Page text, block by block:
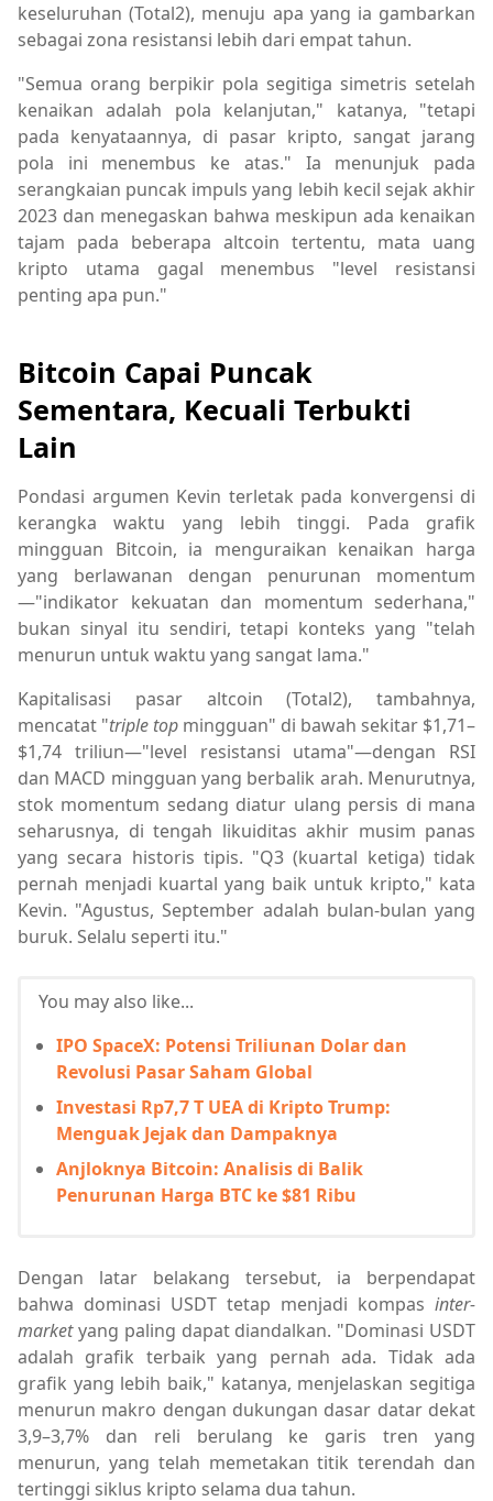
keseluruhan (Total2), menuju apa yang ia gambarkan
sebagai zona resistansi lebih dari empat tahun.
"Semua orang berpikir pola segitiga simetris setelah
kenaikan adalah pola kelanjutan," katanya, "tetapi
pada kenyataannya, di pasar kripto, sangat jarang
pola ini menembus ke atas." Ia menunjuk pada
serangkaian puncak impuls yang lebih kecil sejak akhir
2023 dan menegaskan bahwa meskipun ada kenaikan
tajam pada beberapa altcoin tertentu, mata uang
kripto utama gagal menembus "level resistansi
penting apa pun."
Bitcoin Capai Puncak
Sementara, Kecuali Terbukti
Lain
Pondasi argumen Kevin terletak pada konvergensi di
kerangka waktu yang lebih tinggi. Pada grafik
mingguan Bitcoin, ia menguraikan kenaikan harga
yang berlawanan dengan penurunan momentum
—"indikator kekuatan dan momentum sederhana,"
bukan sinyal itu sendiri, tetapi konteks yang "telah
menurun untuk waktu yang sangat lama."
Kapitalisasi pasar altcoin (Total2), tambahnya,
mencatat "triple top mingguan" di bawah sekitar $1,71–
$1,74 triliun—"level resistansi utama"—dengan RSI
dan MACD mingguan yang berbalik arah. Menurutnya,
stok momentum sedang diatur ulang persis di mana
seharusnya, di tengah likuiditas akhir musim panas
yang secara historis tipis. "Q3 (kuartal ketiga) tidak
pernah menjadi kuartal yang baik untuk kripto," kata
Kevin. "Agustus, September adalah bulan-bulan yang
buruk. Selalu seperti itu."
You may also like...
IPO SpaceX: Potensi Triliunan Dolar dan
Revolusi Pasar Saham Global
Investasi Rp7,7 T UEA di Kripto Trump:
Menguak Jejak dan Dampaknya
Anjloknya Bitcoin: Analisis di Balik
Penurunan Harga BTC ke $81 Ribu
Dengan latar belakang tersebut, ia berpendapat
bahwa dominasi USDT tetap menjadi kompas inter-
marketyang paling dapat diandalkan. "Dominasi USDT
adalah grafik terbaik yang pernah ada. Tidak ada
grafik yang lebih baik," katanya, menjelaskan segitiga
menurun makro dengan dukungan dasar datar dekat
3,9–3,7% dan reli berulang ke garis tren yang
menurun, yang telah memetakan titik terendah dan
tertinggi siklus kripto selama dua tahun.